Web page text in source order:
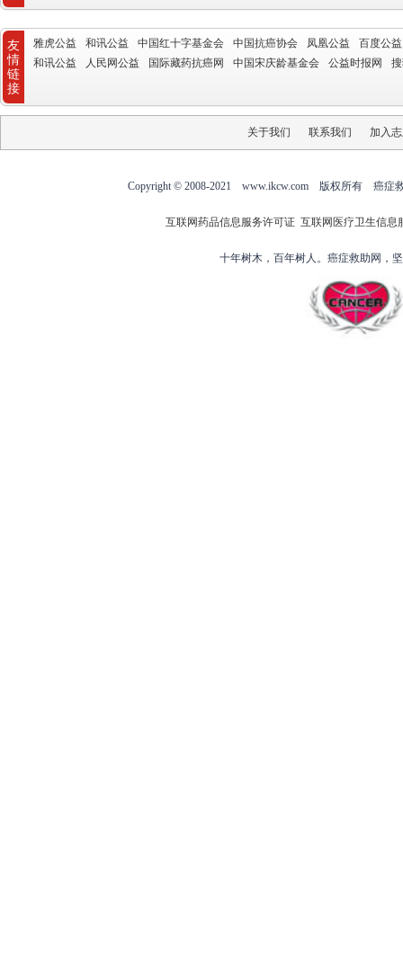
友
情
链
接
雅虎公益 和讯公益 中国红十字基金会 中国抗癌协会 凤凰公益
百度公益
和讯公益
人民网公益 国际藏药抗癌网 中国宋庆龄基金会 公益时报网
关于我们 联系我们 加入
Copyright © 2008-2021 www.ikcw.com 版权所有 癌症
互联网药品信息服务许可证 互联网医疗卫生信息
十年树木，百年树人。癌症救助网，